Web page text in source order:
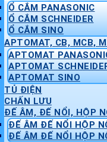
Ổ CẮM PANASONIC
Ổ CẮM SCHNEIDER
Ổ CẮM SINO
APTOMAT, CB, MCB,
APTOMAT
APTOMAT
APTOMAT SINO
TỦ ĐIỆN
CHẤN LƯU
ĐẾ ÂM, ĐẾ NỔI, HỘP
ĐẾ ÂM ĐẾ NỔI HỘP
ĐẾ ÂM ĐẾ NỔI HỘP